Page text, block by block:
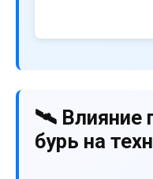
🛰️ Влияние
бурь на